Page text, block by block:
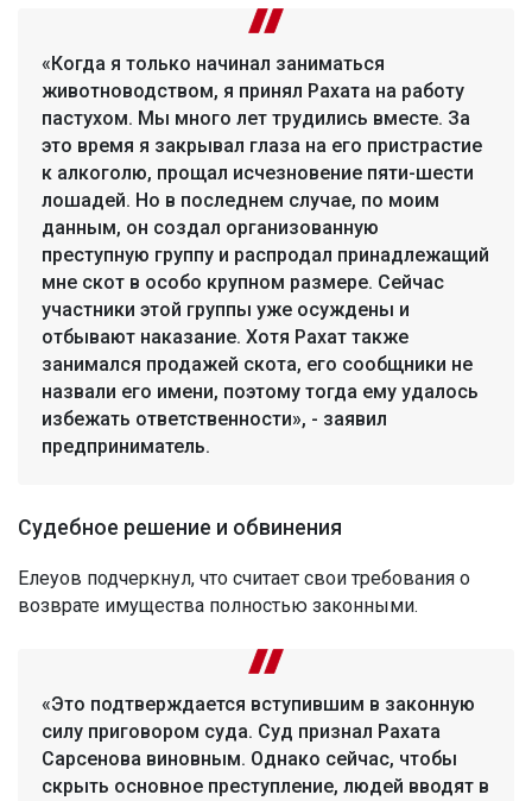
«Когда я только начинал заниматься
животноводством, я принял Рахата на работу
пастухом. Мы много лет трудились вместе. За
это время я закрывал глаза на его пристрастие
к алкоголю, прощал исчезновение пяти-шести
лошадей. Но в последнем случае, по моим
данным, он создал организованную
преступную группу и распродал принадлежащий
мне скот в особо крупном размере. Сейчас
участники этой группы уже осуждены и
отбывают наказание. Хотя Рахат также
занимался продажей скота, его сообщники не
назвали его имени, поэтому тогда ему удалось
избежать ответственности», - заявил
предприниматель.
Судебное решение и обвинения
Елеуов подчеркнул, что считает свои требования о
возврате имущества полностью законными.
«Это подтверждается вступившим в законную
силу приговором суда. Суд признал Рахата
Сарсенова виновным. Однако сейчас, чтобы
скрыть основное преступление, людей вводят в